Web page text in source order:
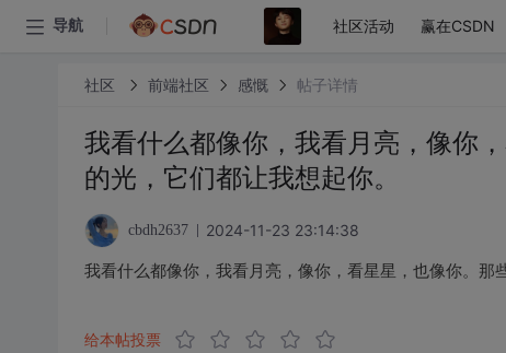
导航 社区活动 赢在CSDN
社区 前端社区 感慨 帖子详情
我看什么都像你，我看月亮，像你
的光，它们都让我想起你。
cbdh2637 2024-11-23 23:14:38
我看什么都像你，我看月亮，像你，看星星，也像你。
给本帖投票